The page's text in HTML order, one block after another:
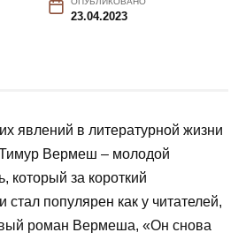
23.04.2023
явлений в литературной жизни
Тимур Вермеш – молодой
который за короткий
популярен как у читателей,
роман Вермеша, «Он снова